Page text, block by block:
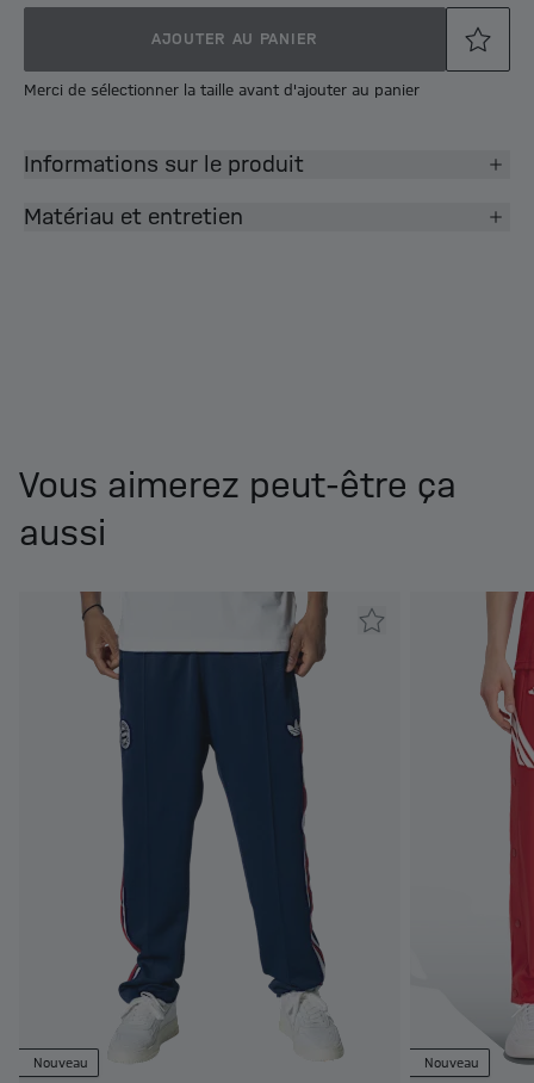
AJOUTER AU PANIER
Merci de sélectionner la taille avant d'ajouter au panier
Informations sur le produit
Matériau et entretien
Vous aimerez peut-être ça
aussi
Nouveau Nouveau